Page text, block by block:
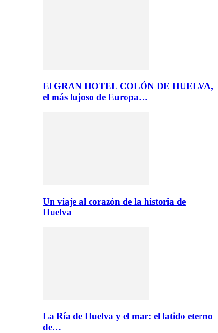
El GRAN HOTEL COLÓN DE HUELVA,
el más lujoso de Europa…
Un viaje al corazón de la historia de
Huelva
La Ría de Huelva y el mar: el latido eterno
de…